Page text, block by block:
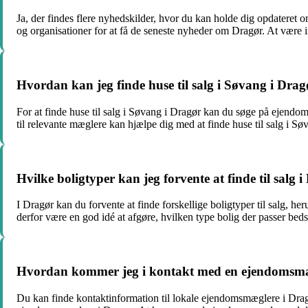
Ja, der findes flere nyhedskilder, hvor du kan holde dig opdateret
og organisationer for at få de seneste nyheder om Dragør. At
Hvordan kan jeg finde huse til salg i Søvang i
For at finde huse til salg i Søvang i Dragør kan du søge på
til relevante mæglere kan hjælpe dig med at finde huse til salg i
Hvilke boligtyper kan jeg forvente at finde til salg i
I Dragør kan du forvente at finde forskellige boligtyper til salg,
derfor være en god idé at afgøre, hvilken type bolig der passer
Hvordan kommer jeg i kontakt med en
Du kan finde kontaktinformation til lokale ejendomsmæglere i